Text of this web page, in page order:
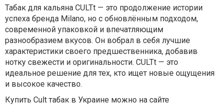
Табак для кальяна CULTt — это продолжение истории
успеха бренда Milano, но с обновлённым подходом,
современной упаковкой и впечатляющим
разнообразием вкусов. Он вобрал в себя лучшие
характеристики своего предшественника, добавив
нотку свежести и оригинальности. CULTt — это
идеальное решение для тех, кто ищет новые ощущения
и высокое качество.
Купить Cult табак в Украине можно на сайте